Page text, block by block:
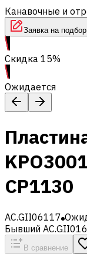
Канавочные и
Заявка на
Скидка 15%
Ожидается
CP1130
AC.GII06117
Бывший
В сравнение